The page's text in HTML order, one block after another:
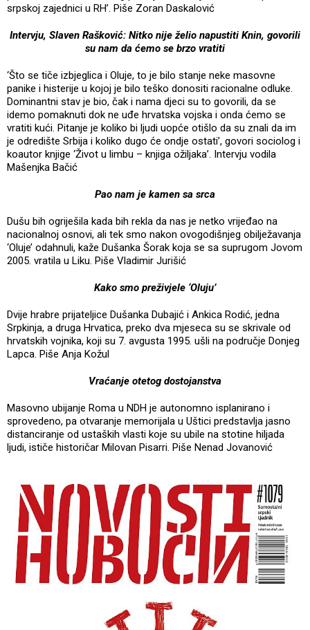
srpskoj zajednici u RH’. Piše Zoran Daskalović
Intervju, Slaven Rašković: Nitko nije želio napustiti Knin, govorili
su nam da ćemo se brzo vratiti
‘Što se tiče izbjeglica i Oluje, to je bilo stanje neke masovne
panike i histerije u kojoj je bilo teško donositi racionalne odluke.
Dominantni stav je bio, čak i nama djeci su to govorili, da se
idemo pomaknuti dok ne uđe hrvatska vojska i onda ćemo se
vratiti kući. Pitanje je koliko bi ljudi uopće otišlo da su znali da im
je odredište Srbija i koliko dugo će ondje ostati’, govori sociolog i
koautor knjige ‘Život u limbu – knjiga ožiljaka’. Intervju vodila
Mašenjka Bačić
Pao nam je kamen sa srca
Dušu bih ogriješila kada bih rekla da nas je netko vrijeđao na
nacionalnoj osnovi, ali tek smo nakon ovogodišnjeg obilježavanja
‘Oluje’ odahnuli, kaže Dušanka Šorak koja se sa suprugom Jovom
2005. vratila u Liku. Piše Vladimir Jurišić
Kako smo preživjele ‘Oluju’
Dvije hrabre prijateljice Dušanka Dubajić i Ankica Rodić, jedna
Srpkinja, a druga Hrvatica, preko dva mjeseca su se skrivale od
hrvatskih vojnika, koji su 7. avgusta 1995. ušli na područje Donjeg
Lapca. Piše Anja Kožul
Vraćanje otetog dostojanstva
Masovno ubijanje Roma u NDH je autonomno isplanirano i
sprovedeno, pa otvaranje memorijala u Uštici predstavlja jasno
distanciranje od ustaških vlasti koje su ubile na stotine hiljada
ljudi, ističe historičar Milovan Pisarri. Piše Nenad Jovanović